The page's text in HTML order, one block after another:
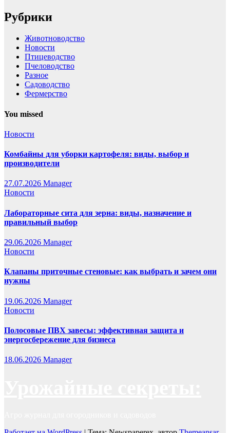
Рубрики
Животноводство
Новости
Птицеводство
Пчеловодство
Разное
Садоводство
Фермерство
You missed
Новости
Комбайны для уборки картофеля: виды, выбор и
производители
27.07.2026 Manager
Новости
Лабораторные сита для зерна: виды, назначение и
правильный выбор
29.06.2026 Manager
Новости
Клапаны приточные стеновые: как выбрать и зачем они
нужны
19.06.2026 Manager
Новости
Полосовые ПВХ завесы: эффективная защита и
энергосбережение для бизнеса
18.06.2026 Manager